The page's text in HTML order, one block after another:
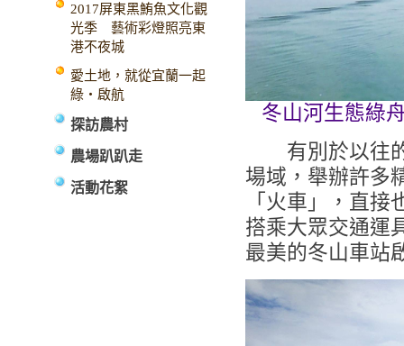
2017屏東黑鮪魚文化觀
光季 藝術彩燈照亮東
港不夜城
愛土地，就從宜蘭一起
綠‧啟航
探訪農村
農場趴趴走
活動花絮
冬山河生態綠
有別於以往的
場域，舉辦許多
「火車」，直
搭乘大眾交通運
最美的冬山車站